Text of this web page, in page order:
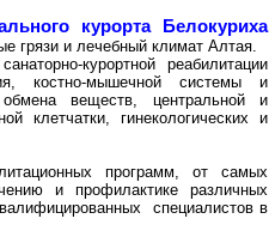
курорта Белокуриха
грязи и лечебный климат Алтая.
курортной реабилитации
костно-мышечной системы и
веществ, центральной и
клетчатки, гинекологических и
программ, от самых
и профилактике различных
специалистов в